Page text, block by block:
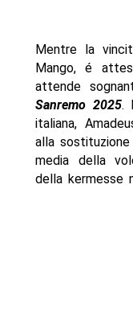
Mentre la
Mango, é
attende
Sanremo 2025.
italiana,
alla
media della
della kermesse